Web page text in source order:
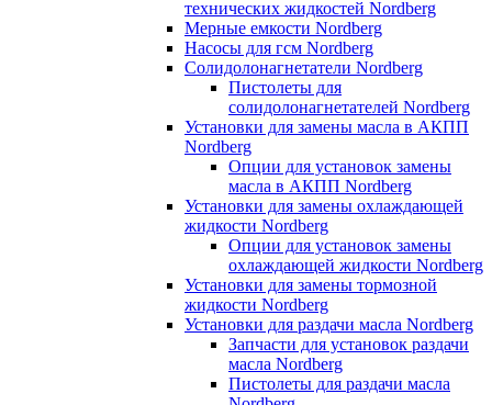
технических жидкостей Nordberg
Мерные емкости Nordberg
Насосы для гсм Nordberg
Солидолонагнетатели Nordberg
Пистолеты для
солидолонагнетателей Nordberg
Установки для замены масла в АКПП
Nordberg
Опции для установок замены
масла в АКПП Nordberg
Установки для замены охлаждающей
жидкости Nordberg
Опции для установок замены
охлаждающей жидкости Nordberg
Установки для замены тормозной
жидкости Nordberg
Установки для раздачи масла Nordberg
Запчасти для установок раздачи
масла Nordberg
Пистолеты для раздачи масла